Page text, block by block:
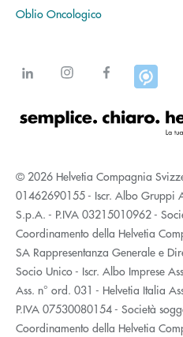
Oblio Oncologico
© 2026 Helvetia Compagnia
01462690155 - Iscr. Albo Gruppi
S.p.A. - P.IVA 03215010962 -
Coordinamento della Helvetia
SA Rappresentanza Generale e
Socio Unico - Iscr. Albo Imprese
Ass. n° ord. 031 - Helvetia Italia
P.IVA 07530080154 - Società
Coordinamento della Helvetia